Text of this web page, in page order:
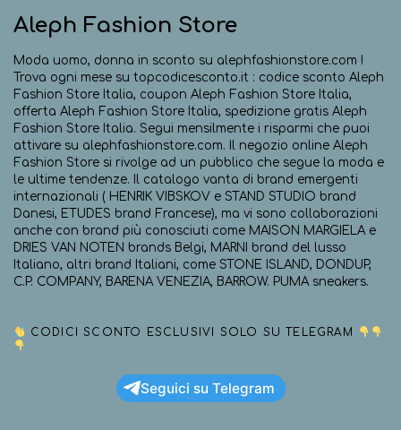
Aleph Fashion Store
Moda uomo, donna in sconto su alephfashionstore.com !
Trova ogni mese su topcodicesconto.it : codice sconto Aleph
Fashion Store Italia, coupon Aleph Fashion Store Italia,
offerta Aleph Fashion Store Italia, spedizione gratis Aleph
Fashion Store Italia. Segui mensilmente i risparmi che puoi
attivare su alephfashionstore.com. Il negozio online Aleph
Fashion Store si rivolge ad un pubblico che segue la moda e
le ultime tendenze. Il catalogo vanta di brand emergenti
internazionali ( HENRIK VIBSKOV e STAND STUDIO brand
Danesi, ETUDES brand Francese), ma vi sono collaborazioni
anche con brand più conosciuti come MAISON MARGIELA e
DRIES VAN NOTEN brands Belgi, MARNI brand del lusso
Italiano, altri brand Italiani, come STONE ISLAND, DONDUP,
C.P. COMPANY, BARENA VENEZIA, BARROW. PUMA sneakers.
CODICI SCONTO ESCLUSIVI SOLO SU TELEGRAM
Seguici su Telegram